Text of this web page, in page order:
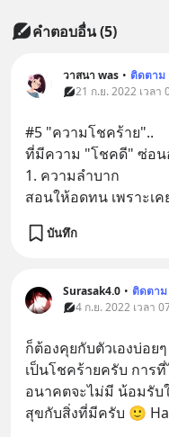
คำตอบอื่น(5)
วาสนา was • ติดตาม
21 ก.ย. 2022 เวลา
#5 "ความโชคร้าย"..
ที่มีความ "โชคดี" ซ่อน
1. ความลำบาก
สอนให้อดทน เพราะเค
บันทึก
Surasak4.0 • ติดตาม
4 ก.ย. 2022 เวลา
ก็ต้องคุยกับตัวเองบ่อย
เป็นโชคร้ายครับ การ
อนาคตจะไม่มี น้อมรับ
สุขกับสิ่งที่มีครับ 🙂